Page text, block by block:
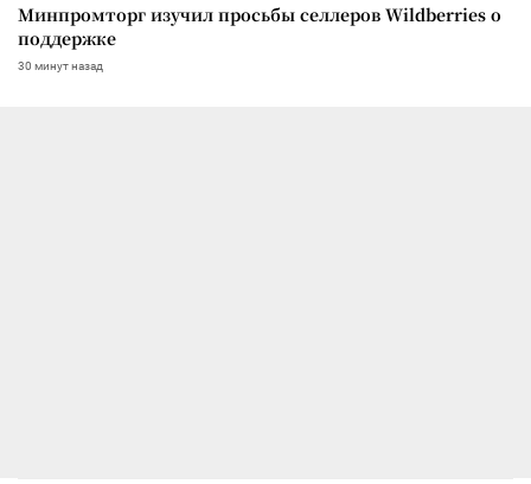
Минпромторг изучил просьбы селлеров Wildberries о
поддержке
30 минут назад